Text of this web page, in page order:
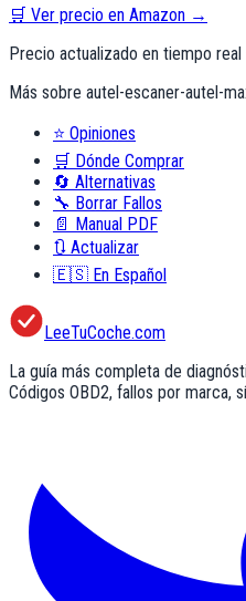
🛒 Ver precio en Amazon →
Precio actualizado en tiempo real
Más sobre autel-escaner-autel-
⭐ Opiniones
🛒 Dónde Comprar
🔄 Alternativas
🔧 Borrar Fallos
📄 Manual PDF
🔃 Actualizar
🇪🇸 En Español
LeeTuCoche.com
La guía más completa de
Códigos OBD2, fallos por marca,